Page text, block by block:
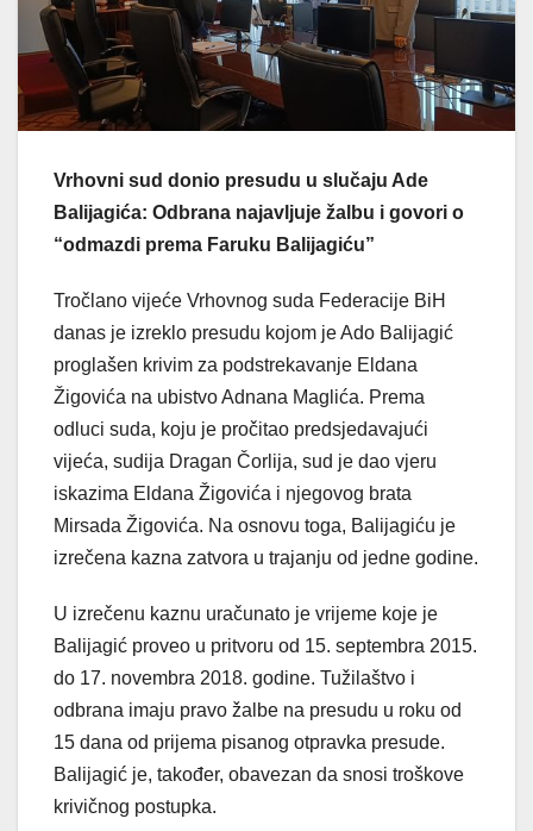
Vrhovni sud donio presudu u slučaju Ade
Balijagića: Odbrana najavljuje žalbu i govori o
“odmazdi prema Faruku Balijagiću”
Tročlano vijeće Vrhovnog suda Federacije BiH
danas je izreklo presudu kojom je Ado Balijagić
proglašen krivim za podstrekavanje Eldana
Žigovića na ubistvo Adnana Maglića. Prema
odluci suda, koju je pročitao predsjedavajući
vijeća, sudija Dragan Čorlija, sud je dao vjeru
iskazima Eldana Žigovića i njegovog brata
Mirsada Žigovića. Na osnovu toga, Balijagiću je
izrečena kazna zatvora u trajanju od jedne godine.
U izrečenu kaznu uračunato je vrijeme koje je
Balijagić proveo u pritvoru od 15. septembra 2015.
do 17. novembra 2018. godine. Tužilaštvo i
odbrana imaju pravo žalbe na presudu u roku od
15 dana od prijema pisanog otpravka presude.
Balijagić je, također, obavezan da snosi troškove
krivičnog postupka.